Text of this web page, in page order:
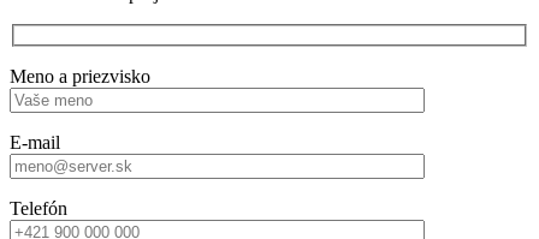
Meno a priezvisko
E-mail
Telefón